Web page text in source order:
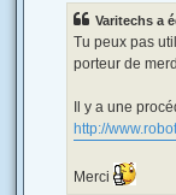
Varitechs a
Tu peux pas
porteur de
Il y a une
http://
Merci